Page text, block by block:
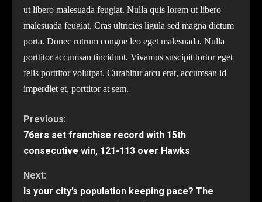
ut libero malesuada feugiat. Nulla quis lorem ut libero
malesuada feugiat. Cras ultricies ligula sed magna dictum
porta. Donec rutrum congue leo eget malesuada. Nulla
porttitor accumsan tincidunt. Vivamus suscipit tortor eget
felis porttitor volutpat. Curabitur arcu erat, accumsan id
imperdiet et, porttitor at sem.
Continue
Reading
Previous:
76ers set franchise record with 15th
consecutive win, 121-113 over Hawks
Next:
Is your city’s population keeping pace? The